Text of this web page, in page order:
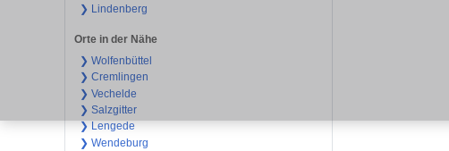
❯ Lindenberg
Orte in der Nähe
❯ Wolfenbüttel
❯ Cremlingen
❯ Vechelde
❯ Salzgitter
❯ Lengede
❯ Wendeburg